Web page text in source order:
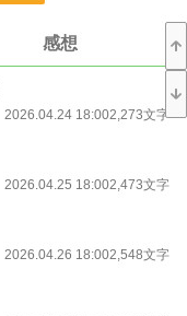
感想
2026.04.24 18:002,273文字
2026.04.25 18:002,473文字
2026.04.26 18:002,548文字